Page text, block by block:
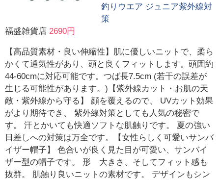
釣りウエア ジュニア紫外線対
策
福盛雑貨店 2690円
【高品質素材・良い伸縮性】肌に優しいニットで、柔ら
かくて通気性があり、頭と良くフィットします。頭囲約
44-60cmに対応可能です。つば長7.5cm (若干の誤差が
生じる可能性があります。)【紫外線カット・お肌の天
敵・紫外線から守る】 顔を覆えるので、 UVカット効果
がより期待でき、 紫外線対策としても人気の秘密で
す。 汗とかいても快適ソフトな肌触りです。 夏の強い
日差しへの対策は万全です。【女性らしく可愛いサンバ
イザー帽子】 色合いが良く見た目が可愛い、サンバイ
ザー型の帽子です。 形 大きさ、そしてフィット感も
抜群。 肌触り良いニットの素材です。 デザインもシン